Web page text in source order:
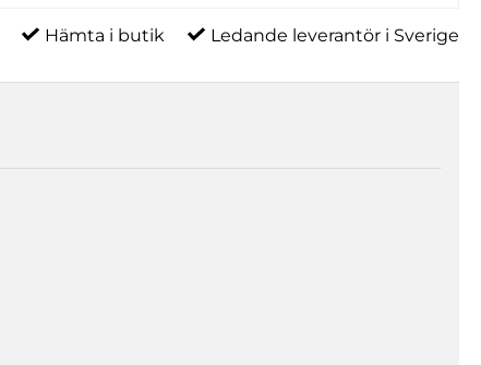
Hämta i butik Ledande leverantör i Sverige